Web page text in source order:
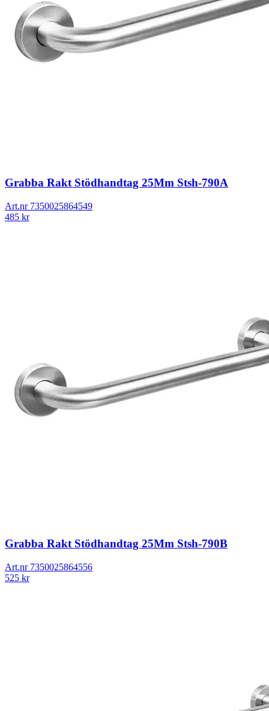
Grabba Rakt Stödhandtag 25Mm Stsh-790A
Art.nr 7350025864549
485 kr
Grabba Rakt Stödhandtag 25Mm Stsh-790B
Art.nr 7350025864556
525 kr